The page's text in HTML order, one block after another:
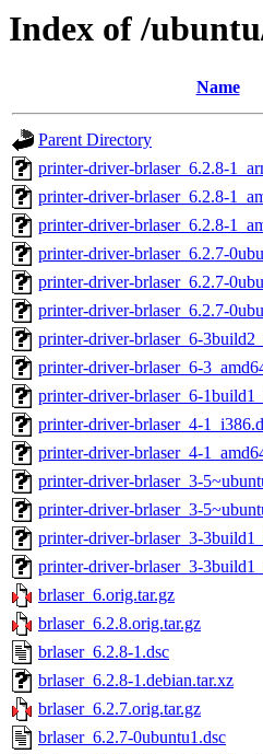
Index of /
Name
Parent Directory
printer-driver-brlaser_6.2.8-
printer-driver-brlaser_6.2.8-
printer-driver-brlaser_6.2.8-
printer-driver-brlaser_6.2.7-
printer-driver-brlaser_6.2.7-
printer-driver-brlaser_6.2.7-
printer-driver-brlaser_6-
printer-driver-brlaser_6-
printer-driver-brlaser_6-
printer-driver-brlaser_4-
printer-driver-brlaser_4-
printer-driver-brlaser_3-
printer-driver-brlaser_3-
printer-driver-brlaser_3-
printer-driver-brlaser_3-
brlaser_6.orig.tar.gz
brlaser_6.2.8.orig.tar.gz
brlaser_6.2.8-1.dsc
brlaser_6.2.8-1.debian.tar.xz
brlaser_6.2.7.orig.tar.gz
brlaser_6.2.7-0ubuntu1.dsc